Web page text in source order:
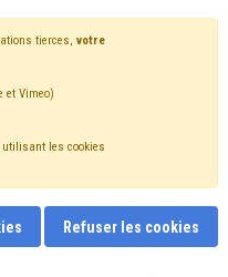
parfois comme
sur quelques
Si la conduite de
d’équipe, il
pour déterminer
tierces, votre
et Vimeo)
les cookies
Refuser les cookies